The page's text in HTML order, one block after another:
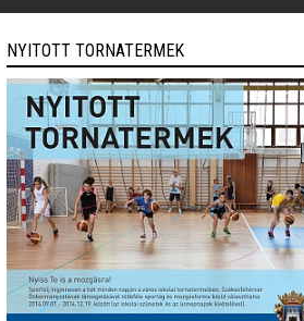
NYITOTT TORNATERMEK